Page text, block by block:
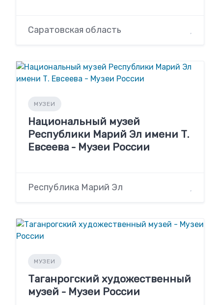
Саратовская область
МУЗЕИ
Национальный музей
Республики Марий Эл имени Т.
Евсеева - Музеи России
Республика Марий Эл
МУЗЕИ
Таганрогский художественный
музей - Музеи России